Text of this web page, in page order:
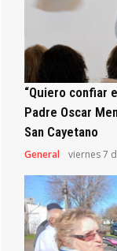
“Quiero confiar
Padre Oscar
San Cayetano
General viernes 7